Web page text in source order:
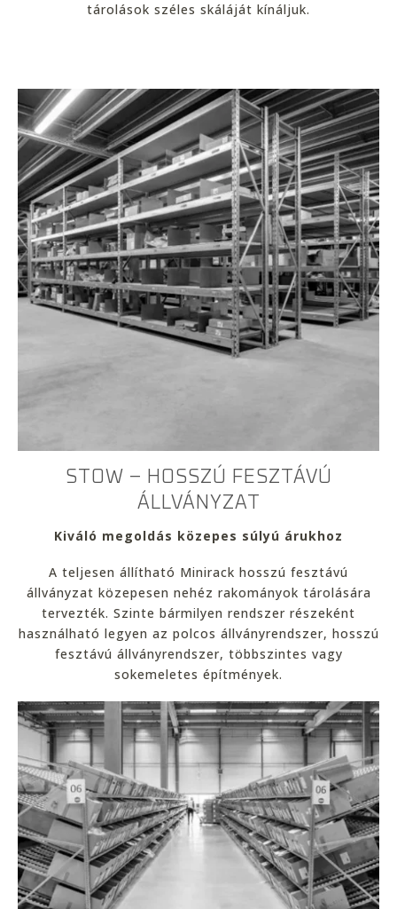
tárolások széles skáláját kínáljuk.
STOW – HOSSZÚ FESZTÁVÚ
ÁLLVÁNYZAT
Kiváló megoldás közepes súlyú árukhoz
A teljesen állítható Minirack hosszú fesztávú
állványzat közepesen nehéz rakományok tárolására
tervezték. Szinte bármilyen rendszer részeként
használható legyen az polcos állványrendszer, hosszú
fesztávú állványrendszer, többszintes vagy
sokemeletes építmények.